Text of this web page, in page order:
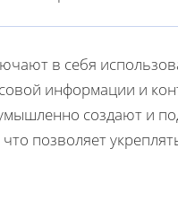
в себя
информации и
создают и
позволяет